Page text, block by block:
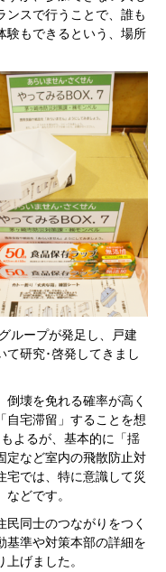
ンスで行うことで、誰も
験もできるという、場所
ループが発足し、戸建
て研究･啓発してきまし
壊を免れる確率が高く
自宅滞留」することを想
よるが、基本的に「揺
定など室内の飛散防止対
では、特に意識して災
どです。
同士のつながりをつく
基準や対策本部の詳細を
げました。